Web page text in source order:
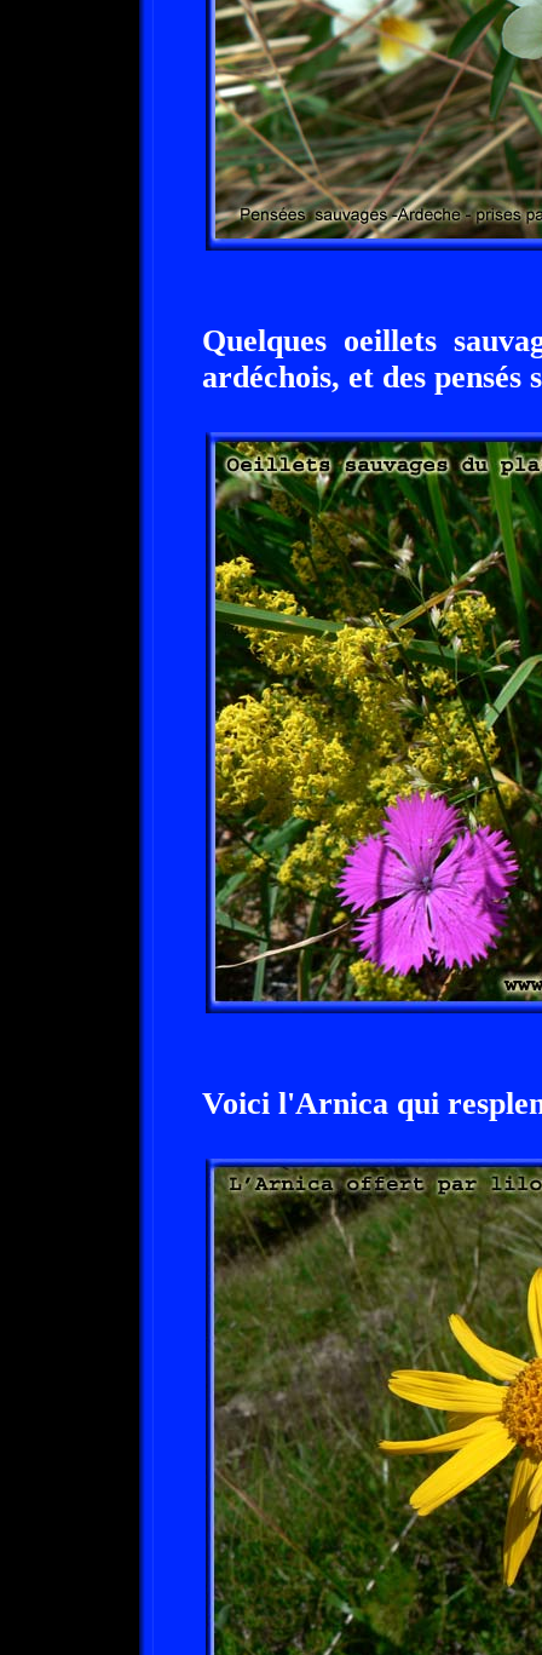
Quelques oeillets
ardéchois, et des pensés
Voici l'Arnica qui